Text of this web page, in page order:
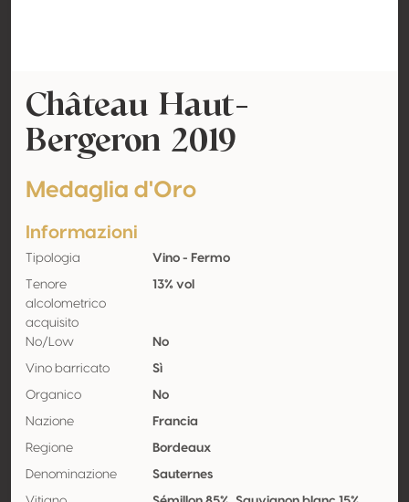
Château Haut-
Bergeron 2019
Medaglia d'Oro
Informazioni
Tipologia Vino - Fermo
Tenore
alcolometrico
acquisito
13% vol
No/Low No
Vino barricato Sì
Organico No
Nazione Francia
Regione Bordeaux
Denominazione Sauternes